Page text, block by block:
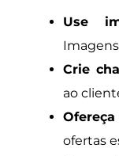
Use
Crie
ao
ofertas